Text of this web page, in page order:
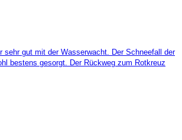
gut mit der Wasserwacht. Der Schneefall der
bestens gesorgt. Der Rückweg zum Rotkreuz